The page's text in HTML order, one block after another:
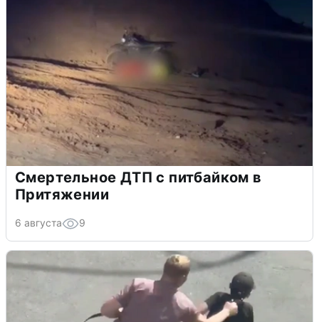
Смертельное ДТП с питбайком в
Притяжении
6 августа 9